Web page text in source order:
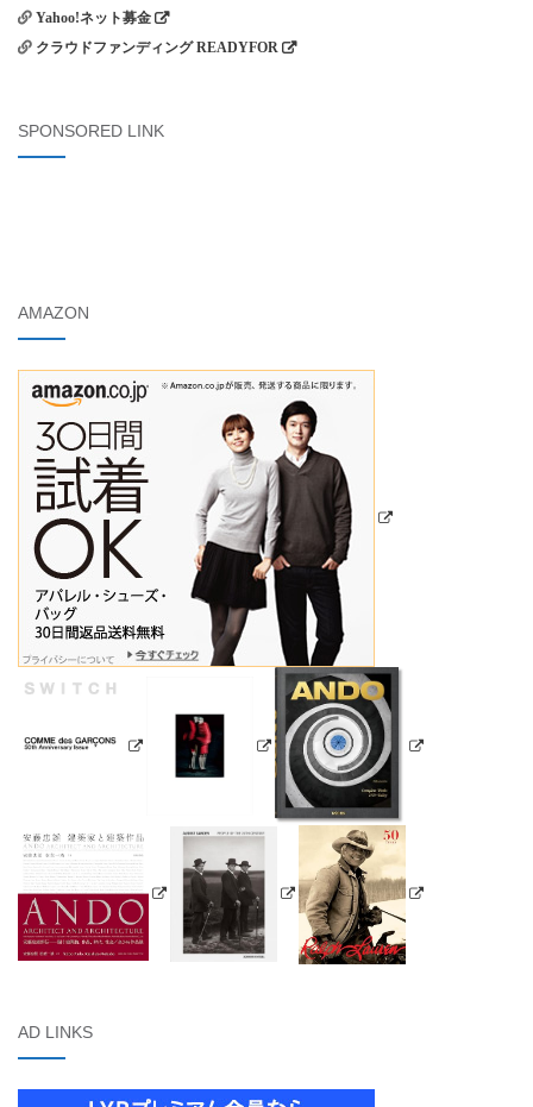
Yahoo!ネット募金
クラウドファンディング READYFOR
SPONSORED LINK
AMAZON
AD LINKS